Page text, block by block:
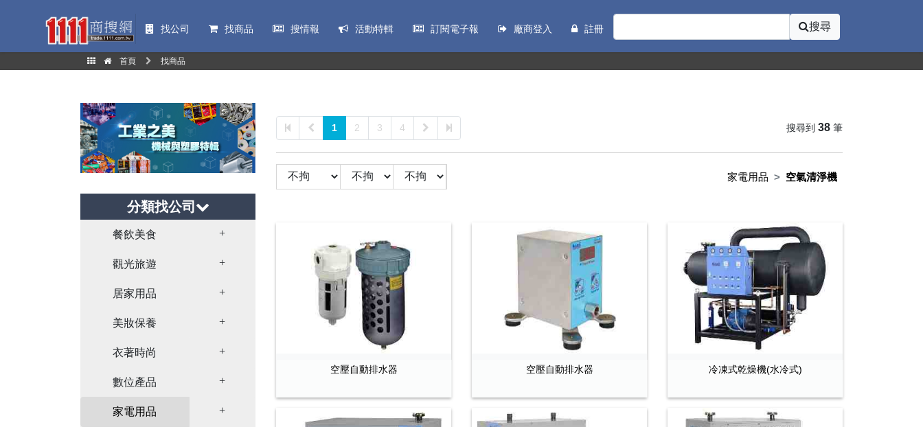
找公司 找商品 搜情報 活動特輯 訂閱電子報 廠商登入 註冊 搜尋
首頁 找商品
分類找公司
餐飲美食 Toggle Dropdown
觀光旅遊 Toggle Dropdown
居家用品 Toggle Dropdown
美妝保養 Toggle Dropdown
衣著時尚 Toggle Dropdown
數位產品 Toggle Dropdown
家電用品 Toggle Dropdown
1 2 3 4 搜尋到 38 筆
家電用品 空氣清淨機
空壓自動排水器 空壓自動排水器 冷凍式乾燥機(水冷式)